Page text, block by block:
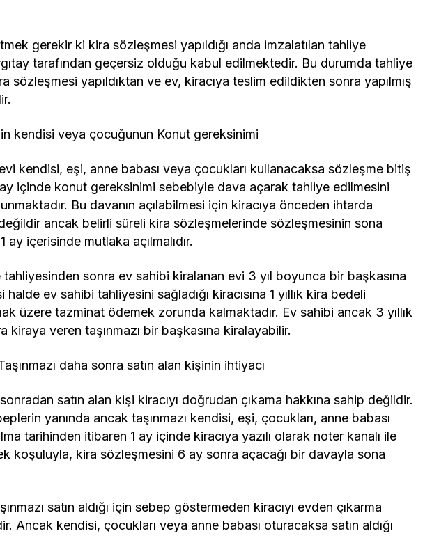
gerekir ki kira sözleşmesi yapıldığı anda imzalatılan tahliye
tarafından geçersiz olduğu kabul edilmektedir. Bu durumda tahliye
sözleşmesi yapıldıktan ve ev, kiracıya teslim edildikten sonra yapılmış
kendisi veya çocuğunun Konut gereksinimi
kendisi, eşi, anne babası veya çocukları kullanacaksa sözleşme bitiş
içinde konut gereksinimi sebebiyle dava açarak tahliye edilmesini
Bu davanın açılabilmesi için kiracıya önceden ihtarda
ancak belirli süreli kira sözleşmelerinde sözleşmesinin sona
ay içerisinde mutlaka açılmalıdır.
tahliyesinden sonra ev sahibi kiralanan evi 3 yıl boyunca bir başkasına
ev sahibi tahliyesini sağladığı kiracısına 1 yıllık kira bedeli
üzere tazminat ödemek zorunda kalmaktadır. Ev sahibi ancak 3 yıllık
kiraya veren taşınmazı bir başkasına kiralayabilir.
daha sonra satın alan kişinin ihtiyacı
satın alan kişi kiracıyı doğrudan çıkama hakkına sahip değildir.
yanında ancak taşınmazı kendisi, eşi, çocukları, anne babası
tarihinden itibaren 1 ay içinde kiracıya yazılı olarak noter kanalı ile
koşuluyla, kira sözleşmesini 6 ay sonra açacağı bir davayla sona
satın aldığı için sebep göstermeden kiracıyı evden çıkarma
Ancak kendisi, çocukları veya anne babası oturacaksa satın aldığı